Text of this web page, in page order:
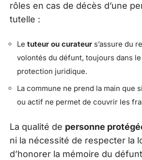
rôles en cas de décès d’une
tutelle :
Le tuteur ou curateur s’assure du
volontés du défunt, toujours dans
protection juridique.
La commune ne prend la main que
ou actif ne permet de couvrir les
La qualité de personne
ni la nécessité de respecter la
d’honorer la mémoire du